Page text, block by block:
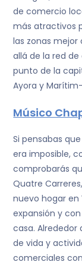
de comercio
más atractivos
las zonas
allá de la red
punto de la
Ayora y
Músico
Si pensabas
era imposible,
comprobarás
Quatre
nuevo hogar en
expansión y
casa. Alrededor
de vida y
comerciales